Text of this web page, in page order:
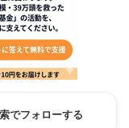
でフォローする